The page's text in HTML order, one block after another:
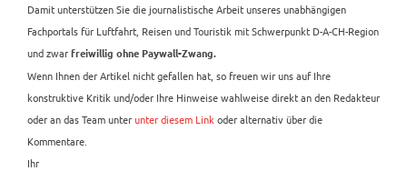
Damit unterstützen Sie die journalistische Arbeit unseres unabhängigen
Fachportals für Luftfahrt, Reisen und Touristik mit Schwerpunkt D-A-CH-Region
und zwar freiwillig ohne Paywall-Zwang.
Wenn Ihnen der Artikel nicht gefallen hat, so freuen wir uns auf Ihre
konstruktive Kritik und/oder Ihre Hinweise wahlweise direkt an den Redakteur
oder an das Team unterunter diesem Link oder alternativ über die
Kommentare.
Ihr